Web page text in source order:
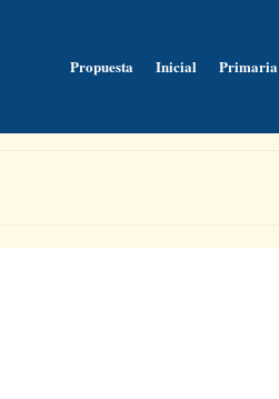
Propuesta Inicial Primaria